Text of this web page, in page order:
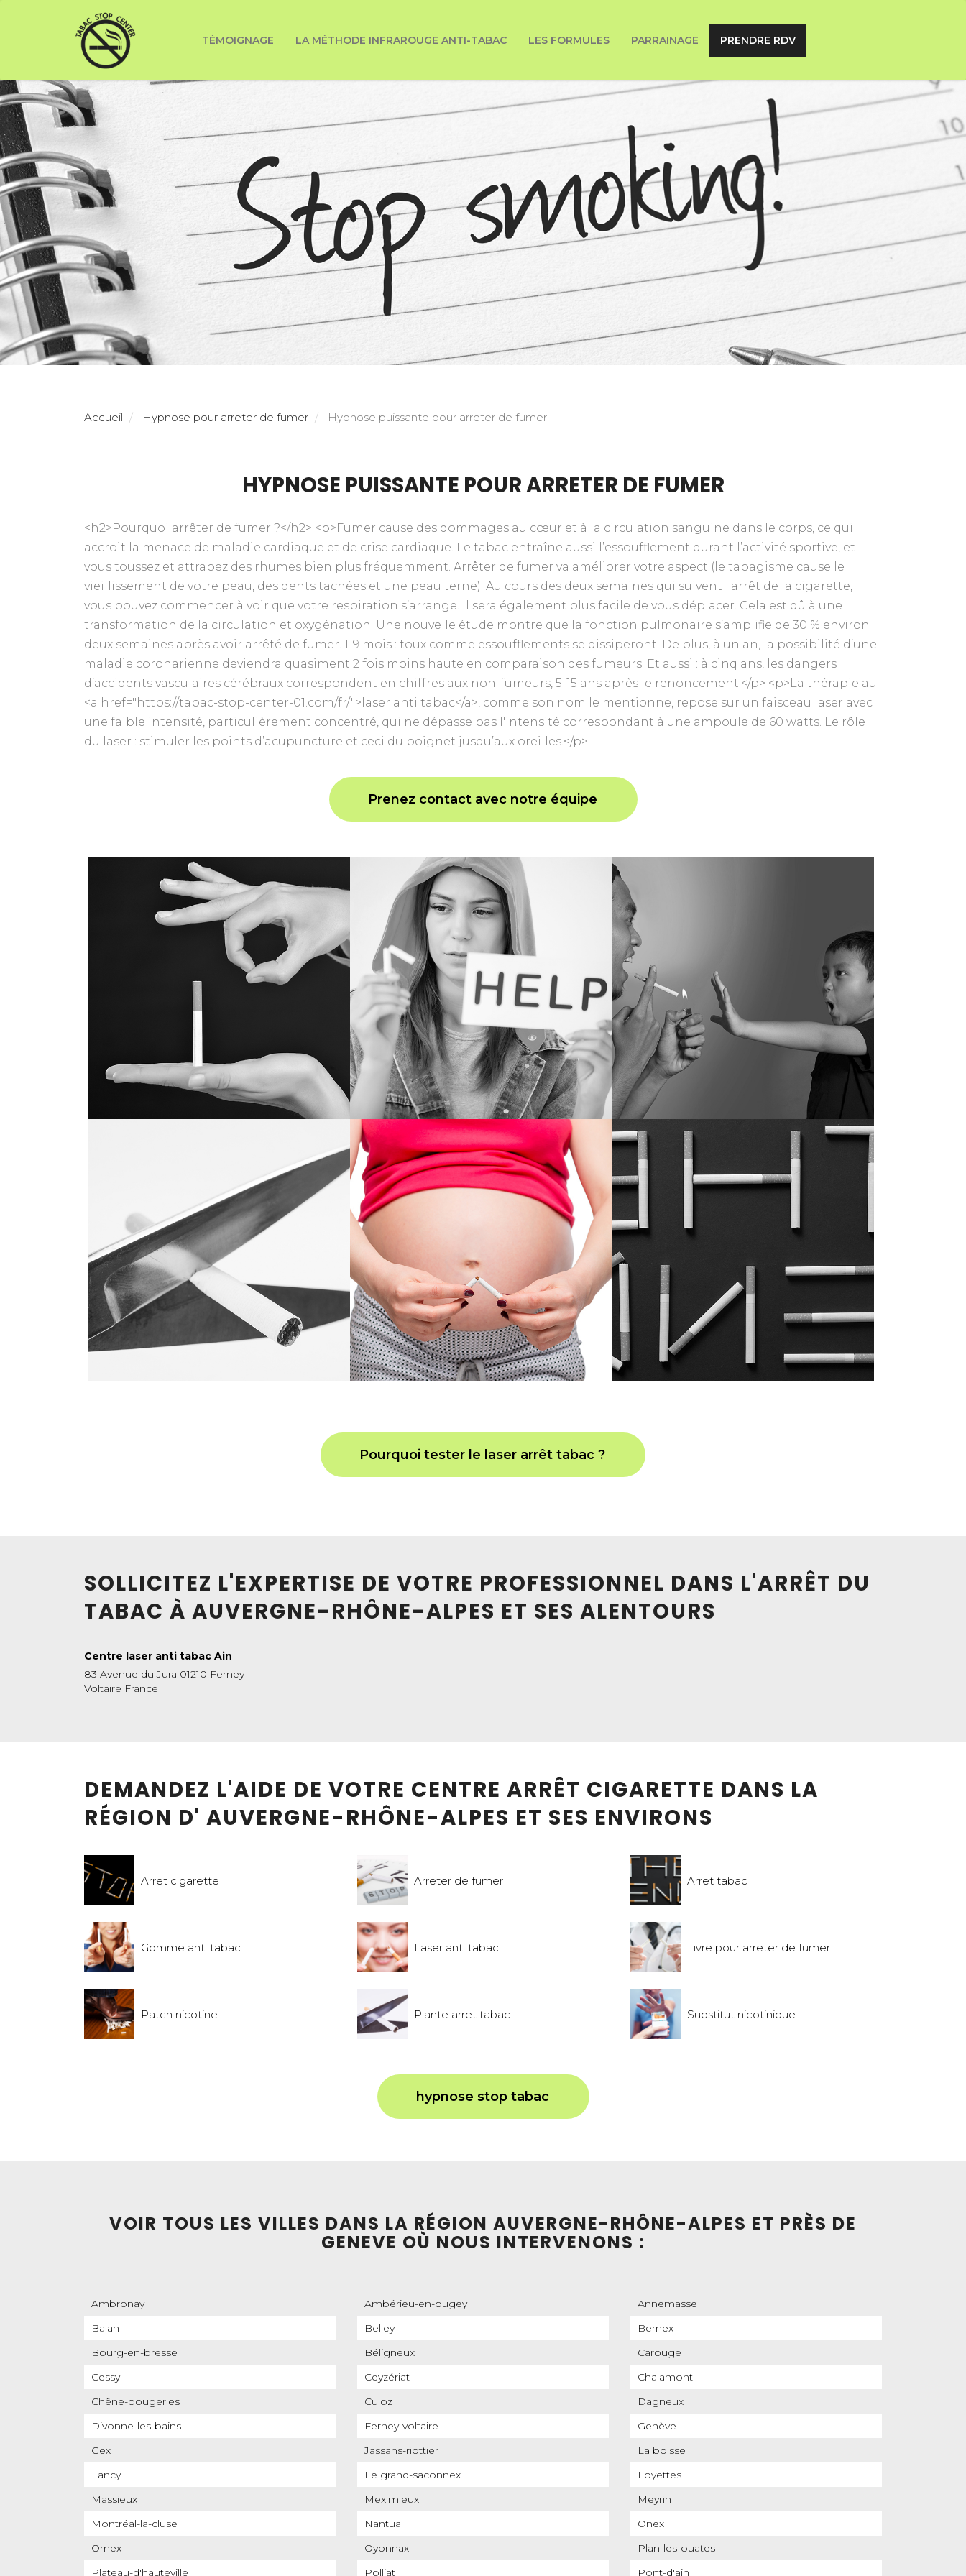
TÉMOIGNAGE LA MÉTHODE INFRAROUGE ANTI-TABAC LES FORMULES PARRAINAGE PRENDRE RDV
Accueil Hypnose pour arreter de fumer Hypnose puissante pour arreter de fumer
HYPNOSE PUISSANTE POUR ARRETER DE FUMER
<h2>Pourquoi arrêter de fumer ?</h2> <p>Fumer cause des dommages au cœur et à la circulation sanguine dans le corps, ce qui
accroit la menace de maladie cardiaque et de crise cardiaque. Le tabac entraîne aussi l’essoufflement durant l’activité sportive, et
vous toussez et attrapez des rhumes bien plus fréquemment. Arrêter de fumer va améliorer votre aspect (le tabagisme cause le
vieillissement de votre peau, des dents tachées et une peau terne). Au cours des deux semaines qui suivent l'arrêt de la cigarette,
vous pouvez commencer à voir que votre respiration s’arrange. Il sera également plus facile de vous déplacer. Cela est dû à une
transformation de la circulation et oxygénation. Une nouvelle étude montre que la fonction pulmonaire s’amplifie de 30 % environ
deux semaines après avoir arrêté de fumer. 1-9 mois : toux comme essoufflements se dissiperont. De plus, à un an, la possibilité d’une
maladie coronarienne deviendra quasiment 2 fois moins haute en comparaison des fumeurs. Et aussi : à cinq ans, les dangers
d’accidents vasculaires cérébraux correspondent en chiffres aux non-fumeurs, 5-15 ans après le renoncement.</p> <p>La thérapie au
<a href="https://tabac-stop-center-01.com/fr/">laser anti tabac</a>, comme son nom le mentionne, repose sur un faisceau laser avec
une faible intensité, particulièrement concentré, qui ne dépasse pas l'intensité correspondant à une ampoule de 60 watts. Le rôle
du laser : stimuler les points d’acupuncture et ceci du poignet jusqu’aux oreilles.</p>
Prenez contact avec notre équipe
Pourquoi tester le laser arrêt tabac ?
SOLLICITEZ L'EXPERTISE DE VOTRE PROFESSIONNEL DANS L'ARRÊT DU
TABAC À AUVERGNE-RHÔNE-ALPES ET SES ALENTOURS
Centre laser anti tabac Ain
83 Avenue du Jura 01210 Ferney-
Voltaire France
DEMANDEZ L'AIDE DE VOTRE CENTRE ARRÊT CIGARETTE DANS LA
RÉGION D' AUVERGNE-RHÔNE-ALPES ET SES ENVIRONS
Arret cigarette Arreter de fumer Arret tabac
Gomme anti tabac Laser anti tabac Livre pour arreter de fumer
Patch nicotine Plante arret tabac Substitut nicotinique
hypnose stop tabac
VOIR TOUS LES VILLES DANS LA RÉGION AUVERGNE-RHÔNE-ALPES ET PRÈS DE
GENEVE OÙ NOUS INTERVENONS :
Ambronay Ambérieu-en-bugey
Annemasse
Balan
Belley
Bernex
Bourg-en-bresse
Béligneux
Carouge
Cessy
Ceyzériat
Chalamont
Chêne-bougeries
Culoz
Dagneux
Divonne-les-bains
Ferney-voltaire
Genève
Gex
Jassans-riottier
La boisse
Lancy
Le grand-saconnex
Loyettes
Massieux
Meximieux
Meyrin
Montréal-la-cluse
Nantua
Onex
Ornex
Oyonnax
Plan-les-ouates
Plateau-d'hauteville
Polliat Pont-d'ain